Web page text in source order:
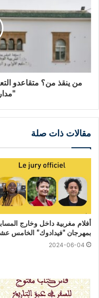
من ينقذ من؟ متقاعدو
مقالات ذات صلة
أفلام مغربية داخل وخارج
بمهرجان “فيدادوك” الخامس
2024-06-04